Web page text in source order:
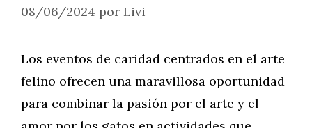
08/06/2024 por Livi
Los eventos de caridad centrados en el arte
felino ofrecen una maravillosa oportunidad
para combinar la pasión por el arte y el